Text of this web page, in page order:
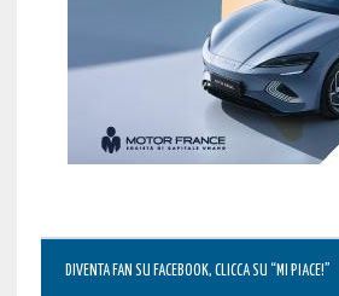
DIVENTA FAN SU FACEBOOK, CLICCA SU “MI PIACE!”